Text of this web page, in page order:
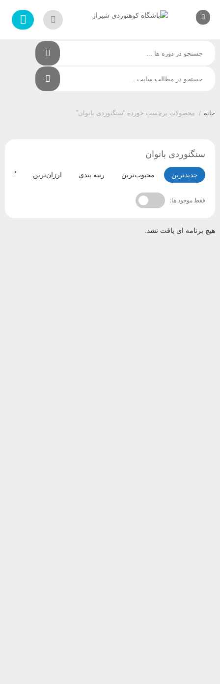
/ محصولات برچسب خورده “سنگنوردی بانوان”
سنگنوردی بانوان
جدیدترین محبوب‌ترین رتبه بندی ارزان‌ترین گران‌ترین
فقط موجود ها:
برنامه ای یافت نشد.